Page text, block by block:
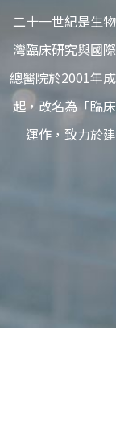
二十一世紀是生
灣臨床研究與國
總醫院於2001年
起，改名為「臨
運作，致力於